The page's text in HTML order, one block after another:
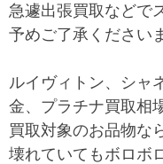
急遽出張買取などで
予めご了承ください
ルイヴィトン、シャ
金、プラチナ買取相
買取対象のお品物な
壊れていてもボロボ